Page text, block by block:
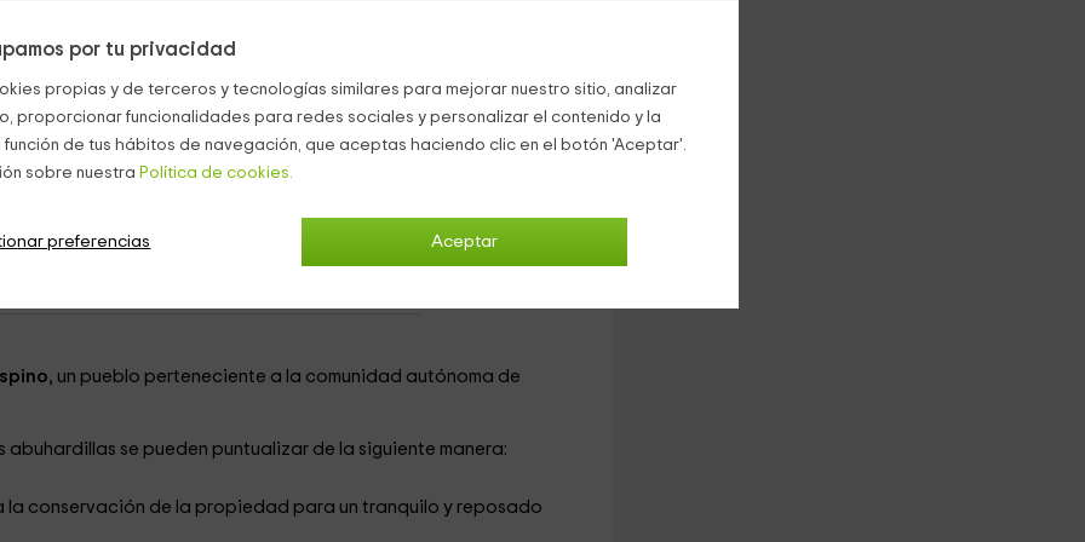
por tu privacidad
propias y de terceros y tecnologías similares para mejorar nuestro sitio, analizar
proporcionar funcionalidades para redes sociales y personalizar el contenido y la
de tus hábitos de navegación, que aceptas haciendo clic en el botón 'Aceptar'.
sobre nuestra Política de cookies.
Aceptar
preferencias
Matrimonio
, un pueblo perteneciente a la comunidad autónoma de
abuhardillas se pueden puntualizar de la siguiente manera:
la conservación de la propiedad para un tranquilo y reposado